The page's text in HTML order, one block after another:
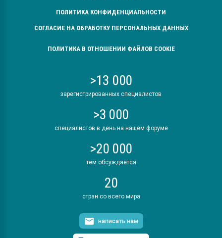
ПОЛИТИКА КОНФИДЕНЦИАЛЬНОСТИ
СОГЛАСИЕ НА ОБРАБОТКУ ПЕРСОНАЛЬНЫХ ДАННЫХ
ПОЛИТИКА В ОТНОШЕНИИ ФАЙЛОВ COOKIE
>13 000
зарегистрированных специалистов
>3 000
специалистов в день на нашем форуме
>20 000
тем обсуждается
20
стран со всего мира
написать нам